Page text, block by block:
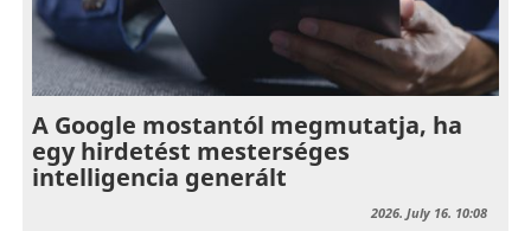
A Google mostantól megmutatja, ha
egy hirdetést mesterséges
intelligencia generált
2026. July 16. 10:08